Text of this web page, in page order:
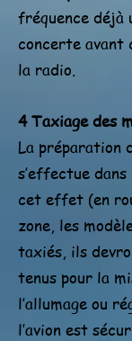
fréquence déjà
concerte avant
la radio.
4 Taxiage des
La préparation
s’effectue
cet effet (en
zone, les
taxiés, ils
tenus pour la
l’allumage ou
l’avion est